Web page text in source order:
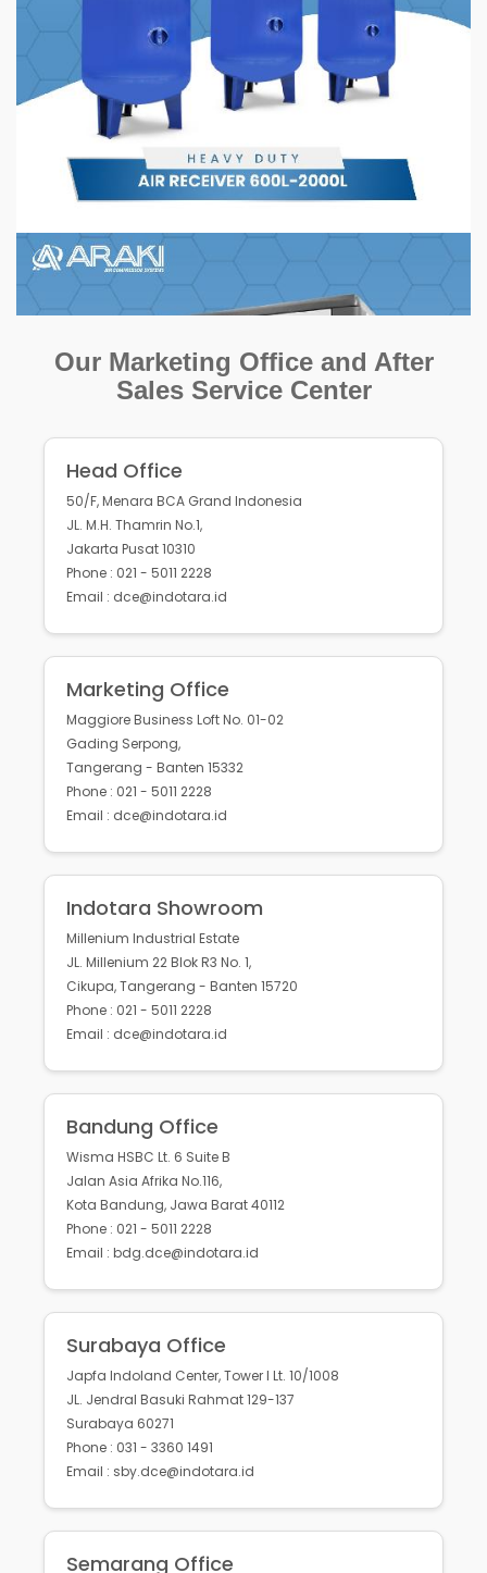
Our Marketing Office and After
Sales Service Center
Head Office
50/F, Menara BCA Grand Indonesia
JL. M.H. Thamrin No.1,
Jakarta Pusat 10310
Phone : 021 - 5011 2228
Email : dce@indotara.id
Marketing Office
Maggiore Business Loft No. 01-02
Gading Serpong,
Tangerang - Banten 15332
Phone : 021 - 5011 2228
Email : dce@indotara.id
Indotara Showroom
Millenium Industrial Estate
JL. Millenium 22 Blok R3 No. 1,
Cikupa, Tangerang - Banten 15720
Phone : 021 - 5011 2228
Email : dce@indotara.id
Bandung Office
Wisma HSBC Lt. 6 Suite B
Jalan Asia Afrika No.116,
Kota Bandung, Jawa Barat 40112
Phone : 021 - 5011 2228
Email : bdg.dce@indotara.id
Surabaya Office
Japfa Indoland Center, Tower I Lt. 10/1008
JL. Jendral Basuki Rahmat 129-137
Surabaya 60271
Phone : 031 - 3360 1491
Email : sby.dce@indotara.id
Semarang Office